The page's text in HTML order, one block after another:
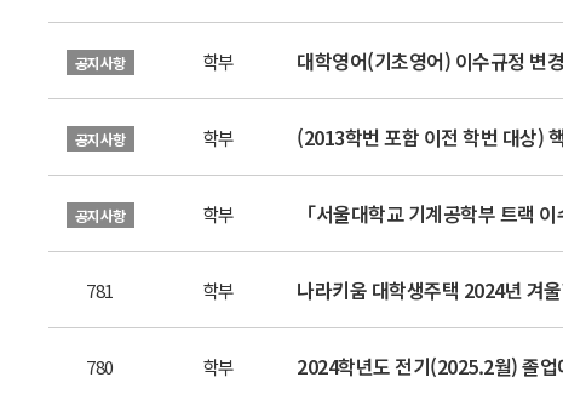
공지사항 학부 대학영어(기초영어) 이수규정 변
공지사항 학부 (2013학번 포함 이전 학번 대상)
공지사항 학부 「서울대학교 기계공학부 트랙
781 학부 나라키움 대학생주택 2024년 겨
780 학부 2024학년도 전기(2025.2월) 졸